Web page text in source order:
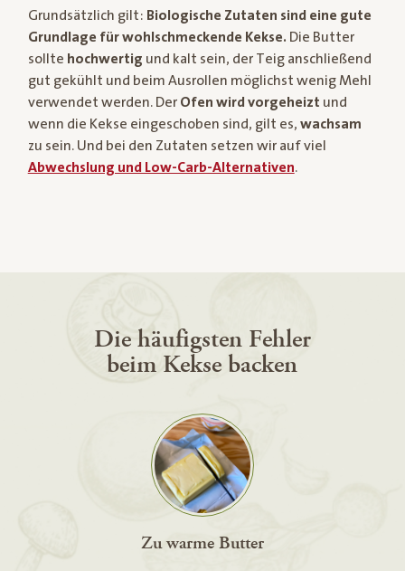
Grundsätzlich gilt: Biologische Zutaten sind eine gute
Grundlage für wohlschmeckende Kekse. Die Butter
sollte hochwertig und kalt sein, der Teig anschließend
gut gekühlt und beim Ausrollen möglichst wenig Mehl
verwendet werden. Der Ofen wird vorgeheizt und
wenn die Kekse eingeschoben sind, gilt es, wachsam
zu sein. Und bei den Zutaten setzen wir auf viel
Abwechslung und Low-Carb-Alternativen.
Die häufigsten Fehler
beim Kekse backen
Zu warme Butter